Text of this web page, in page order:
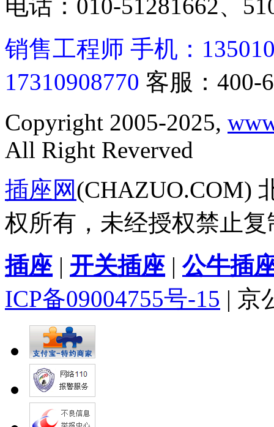
电话：010-51281662、
销售工程师 手机：
17310908770 客服：400-
Copyright 2005-2025,
All Right Reverved
插座网(CHAZUO.COM)
权所有，未经授权禁止
插座 | 开关插座 | 公牛插
ICP备09004755号-15 | 京